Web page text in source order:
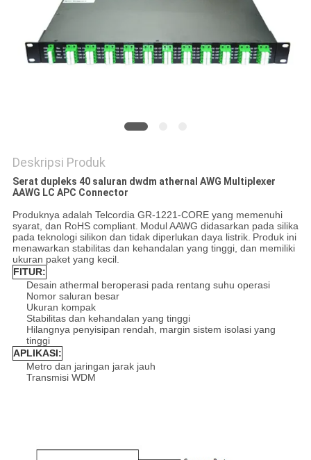
Deskripsi Produk
Serat dupleks 40 saluran dwdm athernal AWG Multiplexer
AAWG LC APC Connector
Produknya adalah Telcordia GR-1221-CORE yang memenuhi
syarat, dan RoHS compliant. Modul AAWG didasarkan pada silika
pada teknologi silikon dan tidak diperlukan daya listrik. Produk ini
menawarkan stabilitas dan kehandalan yang tinggi, dan memiliki
ukuran paket yang kecil.
FITUR:
Desain athermal beroperasi pada rentang suhu operasi
Nomor saluran besar
Ukuran kompak
Stabilitas dan kehandalan yang tinggi
Hilangnya penyisipan rendah, margin sistem isolasi yang
tinggi
APLIKASI:
Metro dan jaringan jarak jauh
Transmisi WDM